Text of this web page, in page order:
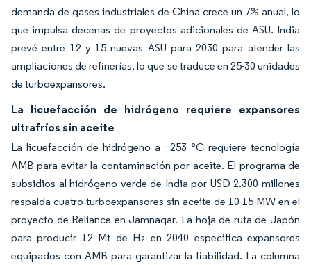
demanda de gases industriales de China crece un 7% anual, lo
que impulsa decenas de proyectos adicionales de ASU. India
prevé entre 12 y 15 nuevas ASU para 2030 para atender las
ampliaciones de refinerías, lo que se traduce en 25-30 unidades
de turboexpansores.
La licuefacción de hidrógeno requiere expansores
ultrafríos sin aceite
La licuefacción de hidrógeno a −253 °C requiere tecnología
AMB para evitar la contaminación por aceite. El programa de
subsidios al hidrógeno verde de India por USD 2.300 millones
respalda cuatro turboexpansores sin aceite de 10-15 MW en el
proyecto de Reliance en Jamnagar. La hoja de ruta de Japón
para producir 12 Mt de H₂ en 2040 especifica expansores
equipados con AMB para garantizar la fiabilidad. La columna